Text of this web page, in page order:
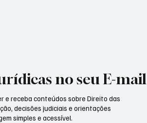
no seu E-mail
e receba conteúdos sobre Direito das
decisões judiciais e orientações
simples e acessível.